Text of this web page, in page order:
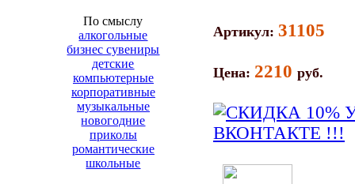
По смыслу
алкогольные
бизнес сувениры
детские
компьютерные
корпоративные
музыкальные
новогодние
приколы
романтические
школьные
Артикул: 31105
Цена: 2210 руб.